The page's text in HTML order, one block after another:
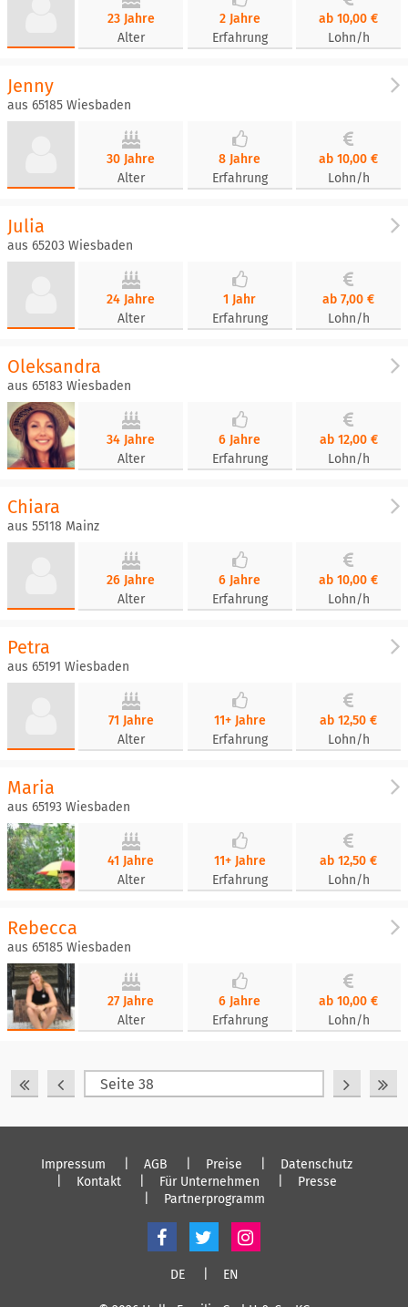
23 Jahre
Alter
2 Jahre
Erfahrung
ab 10,00 €
Lohn/h
Jenny
aus 65185 Wiesbaden
30 Jahre
Alter
8 Jahre
Erfahrung
ab 10,00 €
Lohn/h
Julia
aus 65203 Wiesbaden
24 Jahre
Alter
1 Jahr
Erfahrung
ab 7,00 €
Lohn/h
Oleksandra
aus 65183 Wiesbaden
34 Jahre
Alter
6 Jahre
Erfahrung
ab 12,00 €
Lohn/h
Chiara
aus 55118 Mainz
26 Jahre
Alter
6 Jahre
Erfahrung
ab 10,00 €
Lohn/h
Petra
aus 65191 Wiesbaden
71 Jahre
Alter
11+ Jahre
Erfahrung
ab 12,50 €
Lohn/h
Maria
aus 65193 Wiesbaden
41 Jahre
Alter
11+ Jahre
Erfahrung
ab 12,50 €
Lohn/h
Rebecca
aus 65185 Wiesbaden
27 Jahre
Alter
6 Jahre
Erfahrung
ab 10,00 €
Lohn/h
Impressum AGB Preise
Datenschutz
Kontakt
Für Unternehmen
Presse
Partnerprogramm
DE EN